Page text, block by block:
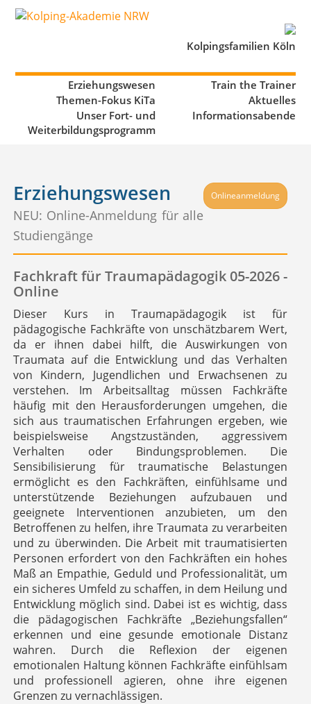
Kolpingsfamilien Köln
Erziehungswesen
Themen-Fokus KiTa
Unser Fort- und
Weiterbildungsprogramm
Train the Trainer
Aktuelles
Informationsabende
Onlineanmeldung
Erziehungswesen
NEU: Online-Anmeldung für alle
Studiengänge
Fachkraft für Traumapädagogik 05-2026 -
Online
Dieser Kurs in Traumapädagogik ist für
pädagogische Fachkräfte von unschätzbarem Wert,
da er ihnen dabei hilft, die Auswirkungen von
Traumata auf die Entwicklung und das Verhalten
von Kindern, Jugendlichen und Erwachsenen zu
verstehen. Im Arbeitsalltag müssen Fachkräfte
häufig mit den Herausforderungen umgehen, die
sich aus traumatischen Erfahrungen ergeben, wie
beispielsweise Angstzuständen, aggressivem
Verhalten oder Bindungsproblemen. Die
Sensibilisierung für traumatische Belastungen
ermöglicht es den Fachkräften, einfühlsame und
unterstützende Beziehungen aufzubauen und
geeignete Interventionen anzubieten, um den
Betroffenen zu helfen, ihre Traumata zu verarbeiten
und zu überwinden. Die Arbeit mit traumatisierten
Personen erfordert von den Fachkräften ein hohes
Maß an Empathie, Geduld und Professionalität, um
ein sicheres Umfeld zu schaffen, in dem Heilung und
Entwicklung möglich sind. Dabei ist es wichtig, dass
die pädagogischen Fachkräfte „Beziehungsfallen“
erkennen und eine gesunde emotionale Distanz
wahren. Durch die Reflexion der eigenen
emotionalen Haltung können Fachkräfte einfühlsam
und professionell agieren, ohne ihre eigenen
Grenzen zu vernachlässigen.